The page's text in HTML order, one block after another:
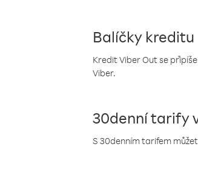
Balíčky kreditu
Kredit Viber Out se
Viber.
30denní tarify
S 30denním tarifem